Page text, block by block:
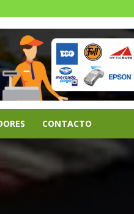
CONTACTO